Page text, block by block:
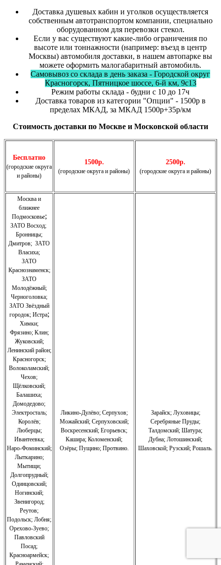
Доставка душевых кабин и уголков осуществляется
собственным автотранспортом компании, специально
оборудованном для перевозки стекол.
Если у вас существуют какие-либо ограничения по
высоте или тоннажности (например: въезд в центр
Москвы) автомобиля доставки, в нашем автопарке вы
можете оформить малогабаритный автомобиль.
Самовывоз со склада в день заказа - Городской округ
Красногорск, Пятницкое шоссе, 6-й км, 9с13
Режим работы склада - будни с 10 до 17ч
Доставка товаров из категории "Опции" - 1500р в
пределах МКАД, за МКАД 1500р+35р/км
Стоимость доставки по Москве и Московской области
Бесплатно
(городские округа
и районы)
1500р.
(городские округа и районы)
2500р.
(городские округа и районы)
Москва и
ближнее
Подмосковье;
ЗАТО Восход;
Бронницы;
Дмитров; ЗАТО
Власиха;
ЗАТО
Краснознаменск;
ЗАТО
Молодёжный;
Черноголовка;
ЗАТО Звёздный
городок; Истра;
Химки;
Фрязино;Клин;
Жуковский;
Ленинский район;
Красногорск;
Волоколамский;
Чехов;
Щёлковский;
Балашиха;
Домодедово;
Электросталь;
Королёв;
Люберцы;
Ивантеевка;
Наро-Фоминский;
Лыткарино;
Мытищи;
Долгопрудный;
Одинцовский;
Ногинский;
Звенигород;
Реутов;
Подольск; Лобня;
Орехово-Зуево;
Павловский
Посад;
Красноармейск;
Ликино-Дулёво;Серпухов;
Можайский;Серпуховский;
Воскресенский; Егорьевск;
Кашира; Коломенский;
Озёры;Пущино;Протвино.
Зарайск; Луховицы;
Серебряные Пруды;
Талдомский; Шатура;
Дубна; Лотошинский;
Шаховской; Рузский; Рошаль.